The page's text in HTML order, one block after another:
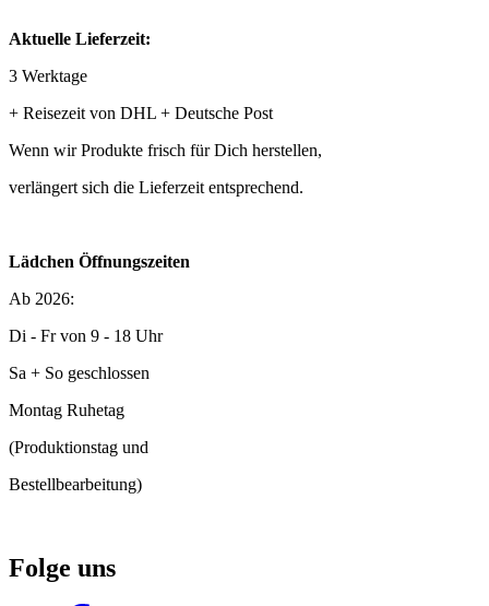
Aktuelle Lieferzeit:
3 Werktage
+ Reisezeit von DHL + Deutsche Post
Wenn wir Produkte frisch für Dich herstellen,
verlängert sich die Lieferzeit entsprechend.
Lädchen Öffnungszeiten
Ab 2026:
Di - Fr von 9 - 18 Uhr
Sa + So geschlossen
Montag Ruhetag
(Produktionstag und
Bestellbearbeitung)
Folge uns